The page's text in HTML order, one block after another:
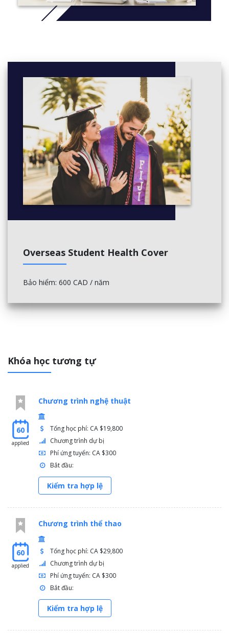
Overseas Student Health Cover
Bảo hiểm: 600 CAD / năm
Khóa học tương tự
60
applied
Chương trình nghệ thuật
Tổng học phí: CA $19,800
Chương trình dự bị
Phí ứng tuyển: CA $300
Bắt đầu:
Kiểm tra hợp lệ
60
applied
Chương trình thể thao
Tổng học phí: CA $29,800
Chương trình dự bị
Phí ứng tuyển: CA $300
Bắt đầu:
Kiểm tra hợp lệ